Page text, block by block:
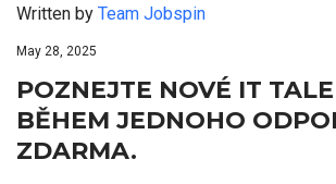
Written by Team Jobspin
May 28, 2025
POZNEJTE NOVÉ IT
BĚHEM JEDNOHO
ZDARMA.